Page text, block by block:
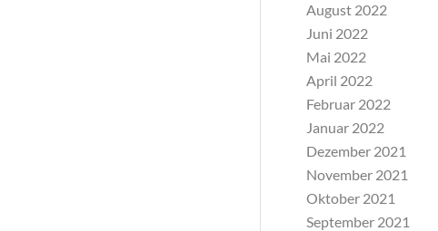
August 2022
Juni 2022
Mai 2022
April 2022
Februar 2022
Januar 2022
Dezember 2021
November 2021
Oktober 2021
September 2021